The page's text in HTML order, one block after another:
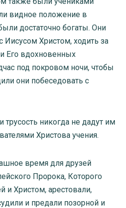
видное положение в
достаточно богаты. Они
Иисусом Христом, ходить за
Его вдохновенных
под покровом ночи, чтобы
они побеседовать с
никогда не дадут им
Христова учения.
время для друзей
Пророка, Которого
и Христом, арестовали,
и предали позорной и